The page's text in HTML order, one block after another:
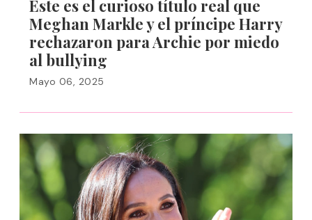
Este es el curioso título real que
Meghan Markle y el príncipe Harry
rechazaron para Archie por miedo
al bullying
Mayo 06, 2025